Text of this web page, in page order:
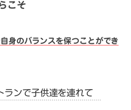
こそ
身のバランスを保つことができ
ランで子供達を連れて